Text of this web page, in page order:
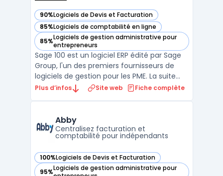
90%Logiciels de Devis et Facturation
— voir Sage 100 dans cette catégorie
85%Logiciels de comptabilité en ligne
— voir Sage 100 dans cette catégorie
85%Logiciels de gestion administrative pour
entrepreneurs
— voir Sage 100 dans cette catégorie
Sage 100 est un logiciel ERP édité par Sage
Group, l'un des premiers fournisseurs de
logiciels de gestion pour les PME. La suite
couvre la comptabilité générale, la gestion
paie dans un environnement intégré.
Disponible en m ...
Plus d’infos Site web Fiche complète
Abby
Centralisez facturation et
comptabilité pour indépendants
100%Logiciels de Devis et Facturation
— voir Abby dans cette catégorie
95%Logiciels de gestion administrative pour